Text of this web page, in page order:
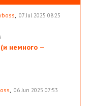
, 07 Jul 2025 08:25
немного —
, 06 Jun 2025 07:53